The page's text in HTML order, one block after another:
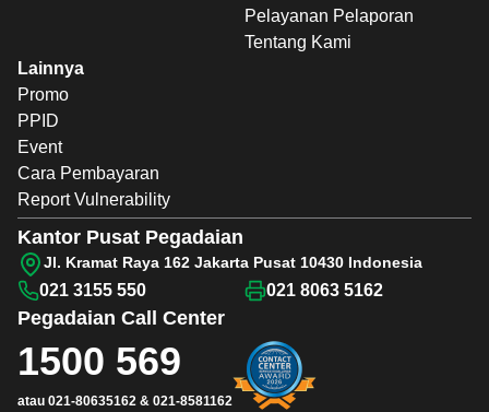
Pelayanan Pelaporan
Tentang Kami
Lainnya
Promo
PPID
Event
Cara Pembayaran
Report Vulnerability
Pegadaian Call Center
1500 569
atau 021-80635162 & 021-8581162
Kantor Pusat Pegadaian
Jl. Kramat Raya 162 Jakarta Pusat 10430 Indonesia
021 3155 550 021 8063 5162